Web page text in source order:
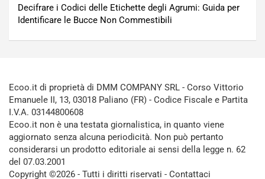
Decifrare i Codici delle Etichette degli Agrumi: Guida per
Identificare le Bucce Non Commestibili
Ecoo.it di proprietà di DMM COMPANY SRL - Corso Vittorio
Emanuele II, 13, 03018 Paliano (FR) - Codice Fiscale e Partita
I.V.A. 03144800608
Ecoo.it non è una testata giornalistica, in quanto viene
aggiornato senza alcuna periodicità. Non può pertanto
considerarsi un prodotto editoriale ai sensi della legge n. 62
del 07.03.2001
Copyright ©2026 - Tutti i diritti riservati - Contattaci